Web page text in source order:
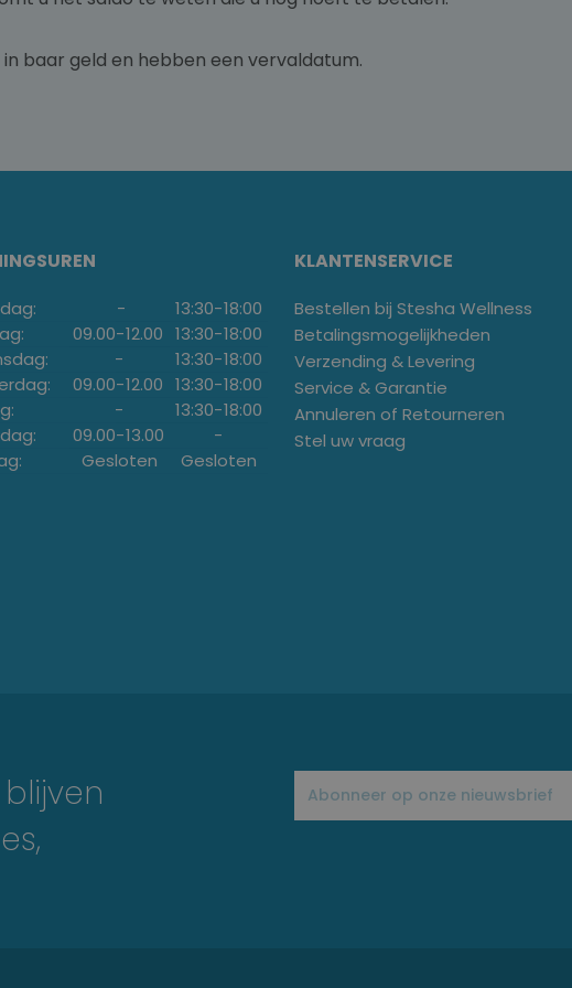
baar geld en hebben een vervaldatum.
- 13:30-18:00
09.00-12.00 13:30-18:00
- 13:30-18:00
09.00-12.00 13:30-18:00
- 13:30-18:00
09.00-13.00
-
Gesloten Gesloten
KLANTENSERVICE
Bestellen bij Stesha Wellness
Betalingsmogelijkheden
Verzending & Levering
Service & Garantie
Annuleren of Retourneren
Stel uw vraag